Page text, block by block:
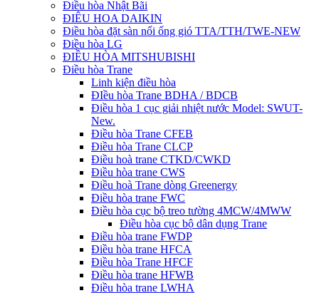
Điều hòa Nhật Bãi
ĐIÊU HOA DAIKIN
Điều hòa đặt sàn nối ống gió TTA/TTH/TWE-NEW
Điều hòa LG
ĐIỀU HÒA MITSHUBISHI
Điều hòa Trane
Linh kiện điều hòa
ĐIều hòa Trane BDHA / BDCB
Điều hòa 1 cục giải nhiệt nước Model: SWUT-
New.
Điều hòa Trane CFEB
Điều hòa Trane CLCP
Điều hoà trane CTKD/CWKD
Điều hòa trane CWS
Điều hoà Trane dòng Greenergy
Điều hòa trane FWC
Điều hòa cục bộ treo tường 4MCW/4MWW
Điều hòa cục bộ dân dụng Trane
Điều hòa trane FWDP
Điều hòa trane HFCA
Điều hòa Trane HFCF
Điều hòa trane HFWB
Điều hòa trane LWHA